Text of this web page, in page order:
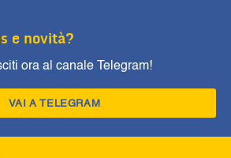
e novità?
ora al canale Telegram!
VAI A TELEGRAM